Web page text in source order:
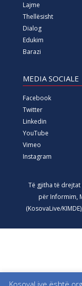
Lajme
Thellësisht
Dialog
Edukim
Barazi
MEDIA SOCIALE
Facebook
Twitter
Linkedin
YouTube
Vimeo
Instagram
Të gjitha të
për Informim,
(KosovaLive/
KosovaLive është